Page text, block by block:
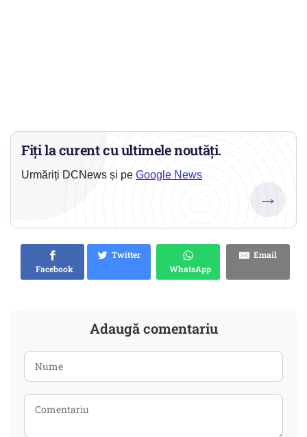
Fiți la curent cu ultimele noutăți.
Urmăriți DCNews și pe Google News
→
Facebook
Twitter
WhatsApp
Email
Adaugă comentariu